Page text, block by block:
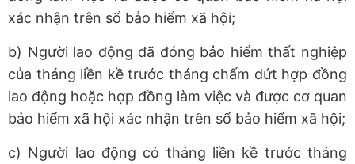
xác nhận trên sổ bảo hiểm xã hội;
b) Người lao động đã đóng bảo hiểm thất nghiệp
của tháng liền kề trước tháng chấm dứt hợp đồng
lao động hoặc hợp đồng làm việc và được cơ quan
bảo hiểm xã hội xác nhận trên sổ bảo hiểm xã hội;
c) Người lao động có tháng liền kề trước tháng